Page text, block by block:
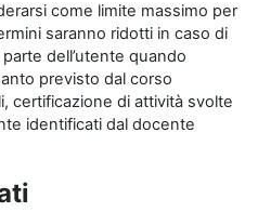
come limite massimo per
saranno ridotti in caso di
dell’utente quando
previsto dal corso
certificazione di attività svolte
identificati dal docente